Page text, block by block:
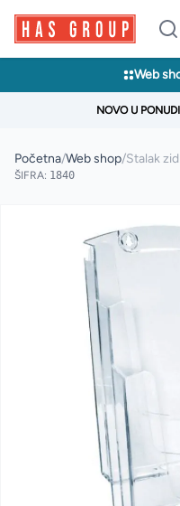
Web
NOVO U PONUDI
Početna/Web shop/Stalak
ŠIFRA: 1840